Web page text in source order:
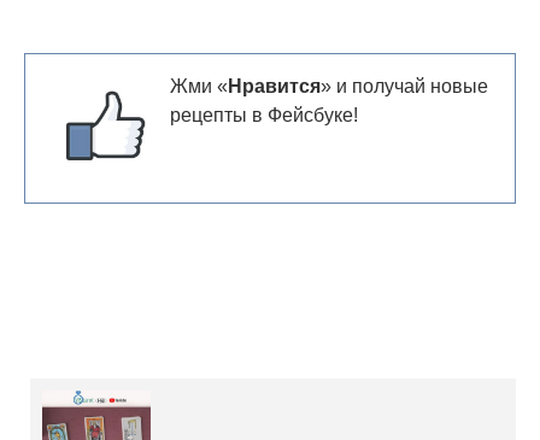
Жми « Нравится» и получай новые
рецепты в Фейсбуке!